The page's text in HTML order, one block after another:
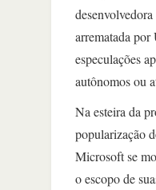
arrematada
especulações
autônomos ou
Na esteira da
popularização
Microsoft se
o escopo de